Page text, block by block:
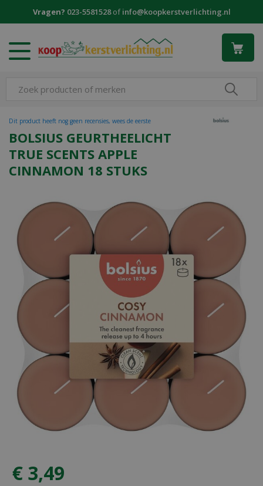
Vragen? 023-5581528ofinfo@koopkerstverlichting.nl
BOLSIUS GEURTHEELICHT
TRUE SCENTS APPLE
CINNAMON 18 STUKS
Dit product heeft nog geen recensies, wees de eerste
€ 3,49